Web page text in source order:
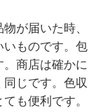
が届いた時、
いものです。包
商店は確かに
じです。色収
も便利です。